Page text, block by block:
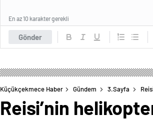
Gönder
En az 10 karakter gerekli
Küçükçekmece Haber Gündem 3.Sayfa
Reisi’nin